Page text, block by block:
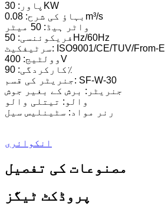
پاور: 30KW
بہاؤ کی شرح: 0.08m³/s
واٹر ہیڈ: 50 میٹر
فریکوئنسی: 50Hz/60Hz
سرٹیفکیٹ: ISO9001/CE/TUV/From-E
وولٹیج: 400V
کارکردگی: 90٪
جنریٹر کی قسم: SF-W-30
جنریٹر: برش کے بغیر جوش
والو: تیتلی والو
رنر مواد: سٹینلیس سیل
انکوائری
مصنوعات کی تفصیل
پروڈکٹ ٹیگز